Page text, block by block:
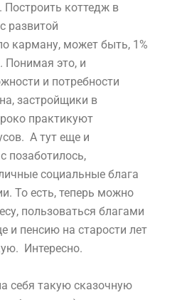
Построить коттедж в
развитой
карману, может быть, 1%
Понимая это, и
и потребности
застройщики в
практикуют
А тут еще и
позаботилось,
социальные блага
То есть, теперь можно
пользоваться благами
и пенсию на старости лет
Интересно.
себя такую сказочную